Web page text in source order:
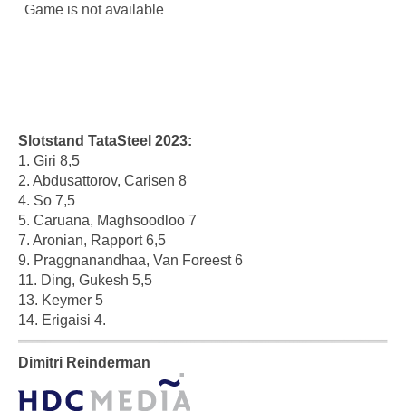
Slotstand TataSteel 2023:
1. Giri 8,5
2. Abdusattorov, Carisen 8
4. So 7,5
5. Caruana, Maghsoodloo 7
7. Aronian, Rapport 6,5
9. Praggnanandhaa, Van Foreest 6
11. Ding, Gukesh 5,5
13. Keymer 5
14. Erigaisi 4.
Dimitri Reinderman